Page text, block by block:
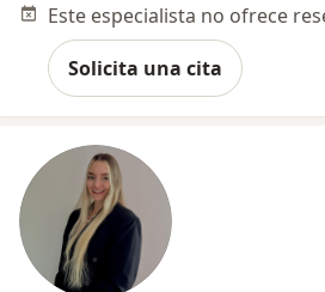
Solicita una cita